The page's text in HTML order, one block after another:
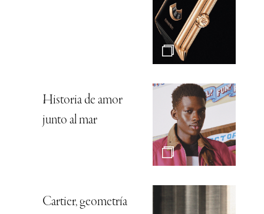
Historia de amor
junto al mar
Cartier, geometría